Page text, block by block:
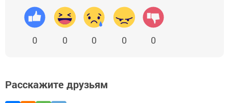
0 0 0 0 0
Расскажите друзьям